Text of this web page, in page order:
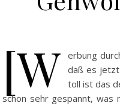
[W erbung
daß es jetzt
toll ist das
schon sehr gespannt, was